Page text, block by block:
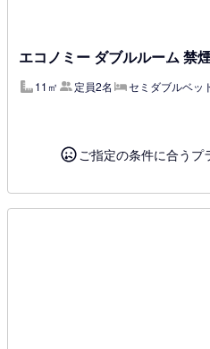
エコノミー ダブルルーム 禁
11㎡ 定員2名
セミダブルベッ
ご指定の条件に合う